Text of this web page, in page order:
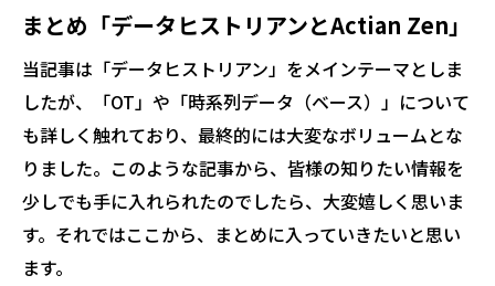
まとめ「データヒストリアンとActian Zen」
当記事は「データヒストリアン」をメインテーマとしま
したが、「OT」や「時系列データ（ベース）」について
も詳しく触れており、最終的には大変なボリュームとな
りました。このような記事から、皆様の知りたい情報を
少しでも手に入れられたのでしたら、大変嬉しく思いま
す。それではここから、まとめに入っていきたいと思い
ます。